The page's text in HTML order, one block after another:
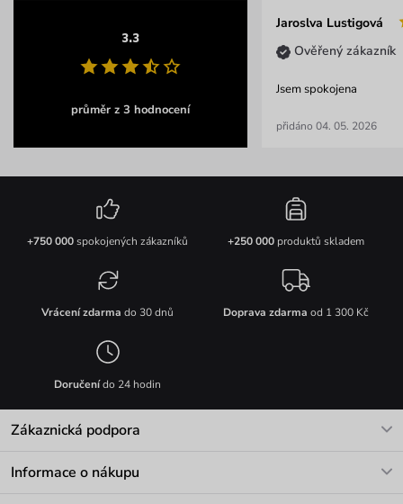
3.3
průměr z 3 hodnocení
Jaroslva Lustigová
Ověřený zákazník
Jsem spokojena
přidáno 04. 05. 2026
+750 000spokojených zákazníků +250 000produktů skladem
Vrácení zdarma do 30 dnů Doprava zdarma od 1 300 Kč
Doručenído 24 hodin
Zákaznická podpora
Informace o nákupu